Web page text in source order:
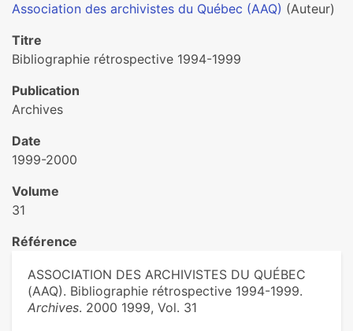
Association des archivistes du Québec (AAQ) (Auteur)
Titre
Bibliographie rétrospective 1994-1999
Publication
Archives
Date
1999-2000
Volume
31
Référence
ASSOCIATION DES ARCHIVISTES DU QUÉBEC
(AAQ). Bibliographie rétrospective 1994-1999.
Archives. 2000 1999, Vol. 31